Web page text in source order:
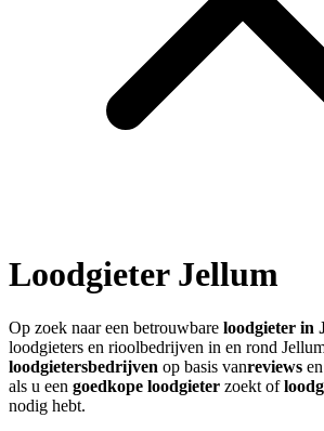
Loodgieter Jellum
Op zoek naar een betrouwbare loodgieter in
loodgieters en rioolbedrijven in en rond
loodgietersbedrijven op basis vanreviews en
als u een goedkope loodgieter zoekt of
nodig hebt.